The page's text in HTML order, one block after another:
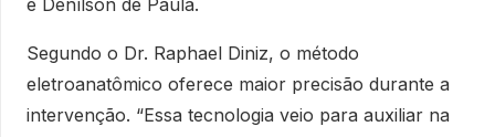
e Denílson de Paula.
Segundo o Dr. Raphael Diniz, o método
eletroanatômico oferece maior precisão durante a
intervenção. “Essa tecnologia veio para auxiliar na